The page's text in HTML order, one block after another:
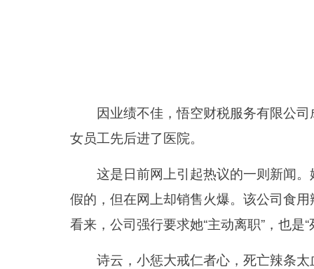
因业绩不佳，悟空财税服务有限公司
女员工先后进了医院。
这是日前网上引起热议的一则新闻。
假的，但在网上却销售火爆。该公司食
看来，公司强行要求她“主动离职”，也是
诗云，小惩大戒仁者心，死亡辣条太